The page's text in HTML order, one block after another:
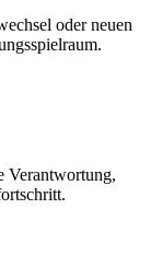
oder neuen
Verantwortung,